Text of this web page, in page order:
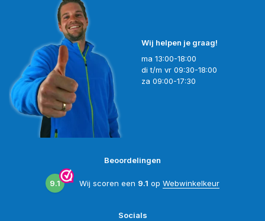
Wij helpen je graag!
ma 13:00-18:00
di t/m vr 09:30-18:00
za 09:00-17:30
Beoordelingen
9.1 Wij scoren een 9.1 op Webwinkelkeur
Socials